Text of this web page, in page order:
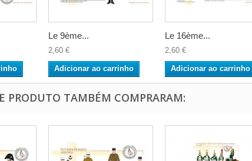
Le 9ème...
2,60 €
Adicionar ao carrinho
Le 16ème...
2,60 €
Adicionar ao carrinho
PRODUTO TAMBÉM COMPRARAM: